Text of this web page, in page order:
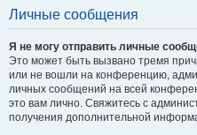
Личные сообщения
Я не могу отправить личные
Это может быть вызвано тремя
или не вошли на конференцию,
личных сообщений на всей
это вам лично. Свяжитесь с
получения дополнительной